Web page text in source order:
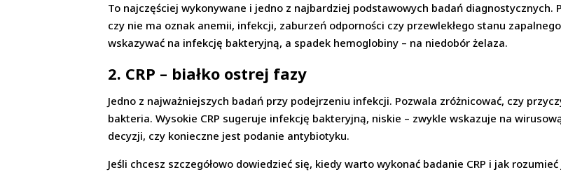
To najczęściej wykonywane i jedno z najbardziej podstawowych badań diagnostycznych.
czy nie ma oznak anemii, infekcji, zaburzeń odporności czy przewlekłego stanu
wskazywać na infekcję bakteryjną, a spadek hemoglobiny – na niedobór żelaza.
2. CRP – białko ostrej fazy
Jedno z najważniejszych badań przy podejrzeniu infekcji. Pozwala zróżnicować, czy
bakteria. Wysokie CRP sugeruje infekcję bakteryjną, niskie – zwykle wskazuje na
decyzji, czy konieczne jest podanie antybiotyku.
Jeśli chcesz szczegółowo dowiedzieć się, kiedy warto wykonać badanie CRP i jak